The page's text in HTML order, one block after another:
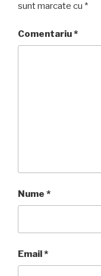
sunt marcate cu *
Comentariu*
Nume *
Email*